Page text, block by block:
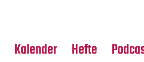
Kalender Hefte